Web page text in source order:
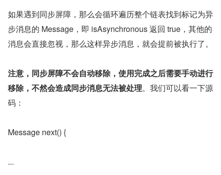
如果遇到同步屏障，那么会循环遍历整个链表找到标记为异
步消息的 Message，即 isAsynchronous 返回 true，其他的
消息会直接忽视，那么这样异步消息，就会提前被执行了。
注意，同步屏障不会自动移除，使用完成之后需要手动进行
移除，不然会造成同步消息无法被处理。我们可以看一下源
码：
Message next() {
...